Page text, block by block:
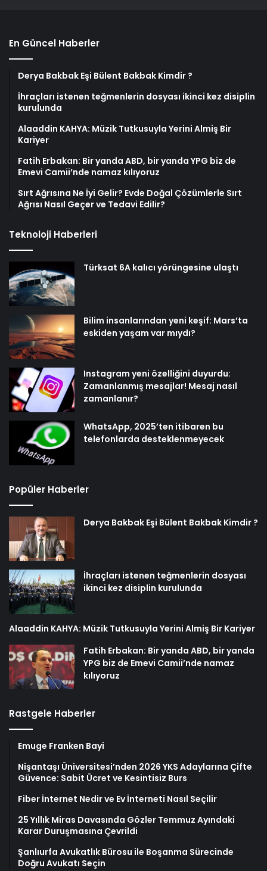
En Güncel Haberler
Derya Bakbak Eşi Bülent Bakbak Kimdir ?
İhraçları istenen teğmenlerin dosyası ikinci kez disiplin
kurulunda
Alaaddin KAHYA: Müzik Tutkusuyla Yerini Almiş Bir
Kariyer
Fatih Erbakan: Bir yanda ABD, bir yanda YPG biz de
Emevi Camii’nde namaz kılıyoruz
Sırt Ağrısına Ne İyi Gelir? Evde Doğal Çözümlerle Sırt
Ağrısı Nasıl Geçer ve Tedavi Edilir?
Teknoloji Haberleri
Türksat 6A kalıcı yörüngesine ulaştı
Bilim insanlarından yeni keşif: Mars’ta
eskiden yaşam var mıydı?
Instagram yeni özelliğini duyurdu:
Zamanlanmış mesajlar! Mesaj nasıl
zamanlanır?
WhatsApp, 2025’ten itibaren bu
telefonlarda desteklenmeyecek
Popüler Haberler
Derya Bakbak Eşi Bülent Bakbak Kimdir ?
İhraçları istenen teğmenlerin dosyası
ikinci kez disiplin kurulunda
Alaaddin KAHYA: Müzik Tutkusuyla Yerini Almiş Bir Kariyer
Fatih Erbakan: Bir yanda ABD, bir yanda
YPG biz de Emevi Camii’nde namaz
kılıyoruz
Rastgele Haberler
Emuge Franken Bayi
Nişantaşı Üniversitesi’nden 2026 YKS Adaylarına Çifte
Güvence: Sabit Ücret ve Kesintisiz Burs
Fiber İnternet Nedir ve Ev İnterneti Nasıl Seçilir
25 Yıllık Miras Davasında Gözler Temmuz Ayındaki
Karar Duruşmasına Çevrildi
Şanlıurfa Avukatlık Bürosu ile Boşanma Sürecinde
Doğru Avukatı Seçin